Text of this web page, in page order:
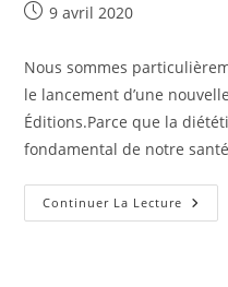
Publication
9 avril 2020
Nous sommes
le lancement d’une
Éditions.Parce que la
fondamental de notre
Continuer La Lecture
De